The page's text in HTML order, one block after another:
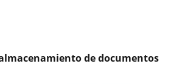
de documentos